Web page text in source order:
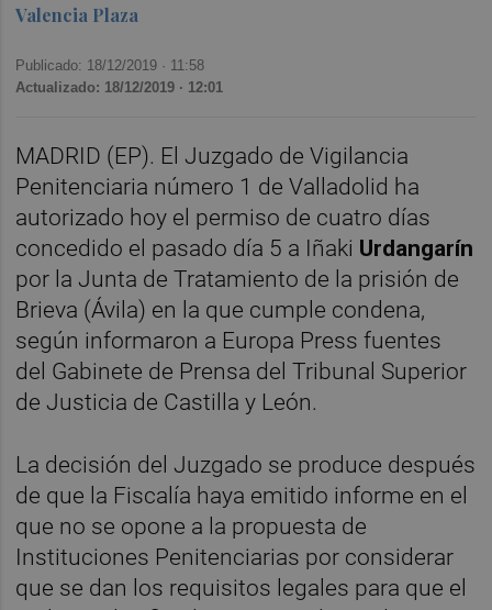
Valencia Plaza
Publicado: 18/12/2019 · 11:58
Actualizado: 18/12/2019 · 12:01
MADRID (EP). El Juzgado de Vigilancia
Penitenciaria número 1 de Valladolid ha
autorizado hoy el permiso de cuatro días
concedido el pasado día 5 a Iñaki Urdangarín
por la Junta de Tratamiento de la prisión de
Brieva (Ávila) en la que cumple condena,
según informaron a Europa Press fuentes
del Gabinete de Prensa del Tribunal Superior
de Justicia de Castilla y León.
La decisión del Juzgado se produce después
de que la Fiscalía haya emitido informe en el
que no se opone a la propuesta de
Instituciones Penitenciarias por considerar
que se dan los requisitos legales para que el